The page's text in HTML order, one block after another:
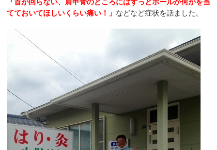
「首が回らない、肩甲骨のところにはずっとボールか何かを当
てておいてほしいくらい痛い！」 などなど症状を話ました。